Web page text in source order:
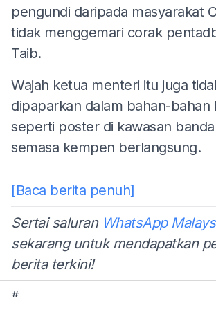
pengundi daripada masyarakat
tidak menggemari corak
Taib.
Wajah ketua menteri itu juga
dipaparkan dalam bahan-bahan
seperti poster di kawasan
semasa kempen berlangsung.
[Baca berita penuh]
Sertai saluran WhatsApp
sekarang untuk mendapatkan
berita terkini!
#